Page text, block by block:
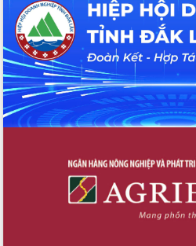
Hội thảo khoa học “Giải pháp thúc đẩy
phát triển nền kinh tế xanh tại tỉnh
Đắk Lắk”
Tăng cường giám sát, đôn đốc thực
hiện nhiệm vụ quản lý tài sản công
hàng tuần
Tháo gỡ những vướng mắc, đẩy mạnh
Đắk Lắk: Tôn vinh 46 giải pháp tại Hội
thi Sáng tạo Kỹ thuật 2024 - 2025
Đắk Lắk rà soát, điều chỉnh Đề án 190